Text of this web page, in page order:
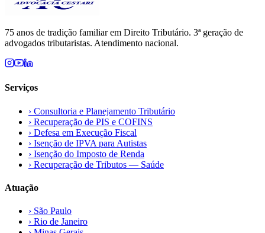
75 anos de tradição familiar em Direito Tributário. 3ª geração de
advogados tributaristas. Atendimento nacional.
Serviços
› Consultoria e Planejamento Tributário
› Recuperação de PIS e COFINS
› Defesa em Execução Fiscal
› Isenção de IPVA para Autistas
› Isenção do Imposto de Renda
› Recuperação de Tributos — Saúde
Atuação
› São Paulo
› Rio de Janeiro